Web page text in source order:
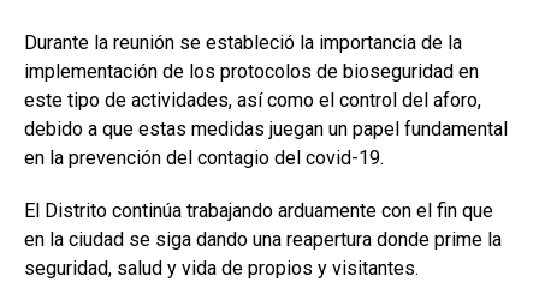
Durante la reunión se estableció la importancia de la
implementación de los protocolos de bioseguridad en
este tipo de actividades, así como el control del aforo,
debido a que estas medidas juegan un papel fundamental
en la prevención del contagio del covid-19.
El Distrito continúa trabajando arduamente con el fin que
en la ciudad se siga dando una reapertura donde prime la
seguridad, salud y vida de propios y visitantes.